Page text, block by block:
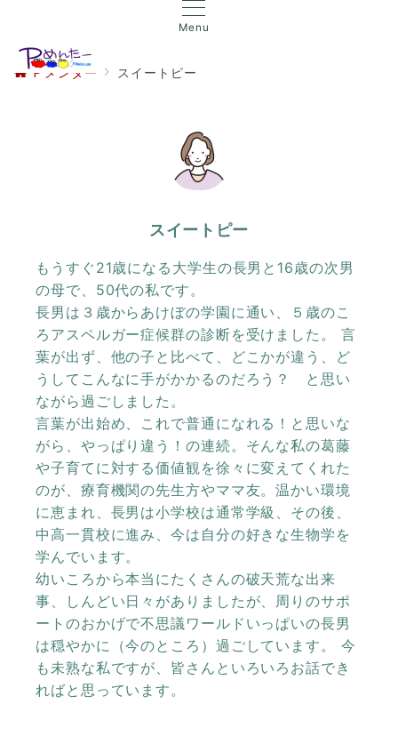
Menu
Ｐメンター スイートピー
スイートピー
もうすぐ21歳になる大学生の長男と16歳の次男
の母で、50代の私です。
長男は３歳からあけぼの学園に通い、５歳のこ
ろアスペルガー症候群の診断を受けました。 言
葉が出ず、他の子と比べて、どこかが違う、ど
うしてこんなに手がかかるのだろう？ と思い
ながら過ごしました。
言葉が出始め、これで普通になれる！と思いな
がら、やっぱり違う！の連続。そんな私の葛藤
や子育てに対する価値観を徐々に変えてくれた
のが、療育機関の先生方やママ友。温かい環境
に恵まれ、長男は小学校は通常学級、その後、
中高一貫校に進み、今は自分の好きな生物学を
学んでいます。
幼いころから本当にたくさんの破天荒な出来
事、しんどい日々がありましたが、周りのサポ
ートのおかげで不思議ワールドいっぱいの長男
は穏やかに（今のところ）過ごしています。 今
も未熟な私ですが、皆さんといろいろお話でき
ればと思っています。